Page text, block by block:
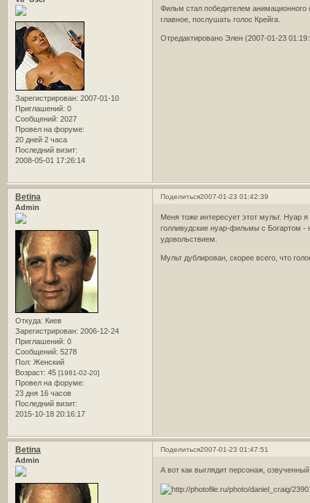
Зарегистрирован: 2007-01-10
Приглашений: 0
Сообщений: 2027
Провел на форуме:
20 дней 2 часа
Последний визит:
2008-05-01 17:26:14
Фильм стал победителем
главное, послушать голос Крейга.
Отредактировано Элен (2007-01-23
Поделиться2007-01-23 01:42:39
Betina
Admin
Откуда: Киев
Зарегистрирован: 2006-12-24
Приглашений: 0
Сообщений: 5278
Пол: Женский
Возраст: 45 [1981-02-20]
Провел на форуме:
23 дня 16 часов
Последний визит:
2015-10-18 20:16:17
Меня тоже интересует этот мульт. Нуар
голливудские нуар-фильмы с Богартом
удовольствием.
Мульт дублирован, скорее всего, что
Поделиться2007-01-23 01:47:51
Betina
Admin
А вот как выглядит персонаж,